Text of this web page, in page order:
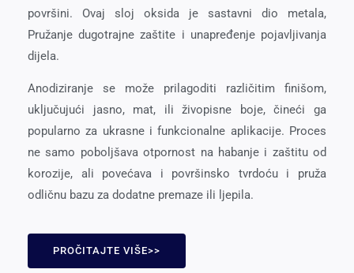
površini. Ovaj sloj oksida je sastavni dio metala,
Pružanje dugotrajne zaštite i unapređenje pojavljivanja
dijela.
Anodiziranje se može prilagoditi različitim finišom,
uključujući jasno, mat, ili živopisne boje, čineći ga
popularno za ukrasne i funkcionalne aplikacije. Proces
ne samo poboljšava otpornost na habanje i zaštitu od
korozije, ali povećava i površinsko tvrdoću i pruža
odličnu bazu za dodatne premaze ili ljepila.
PROČITAJTE VIŠE>>